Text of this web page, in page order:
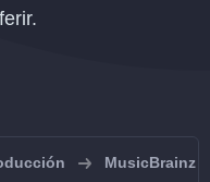
MusicBrainz